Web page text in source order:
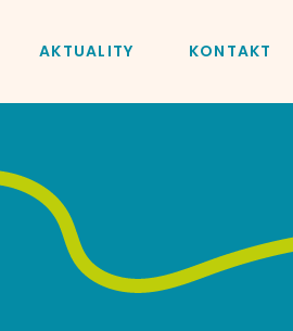
AKTUALITY KONTAKT